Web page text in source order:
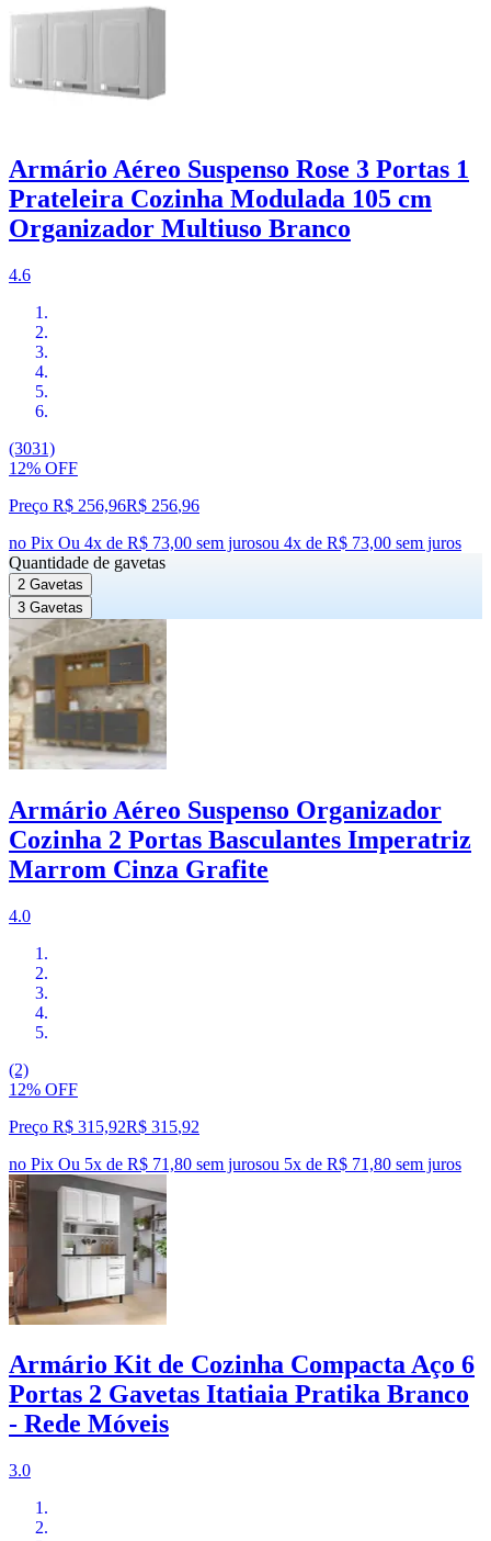
Armário Aéreo Suspenso Rose 3 Portas 1
Prateleira Cozinha Modulada 105 cm
Organizador Multiuso Branco
4.6
(3031)
12% OFF
Preço R$ 256,96R$ 256,96
no Pix Ou 4x de R$ 73,00 sem jurosou 4x de R$ 73,00 sem juros
Quantidade de gavetas
2 Gavetas
3 Gavetas
Armário Aéreo Suspenso Organizador
Cozinha 2 Portas Basculantes Imperatriz
Marrom Cinza Grafite
4.0
(2)
12% OFF
Preço R$ 315,92R$ 315,92
no Pix Ou 5x de R$ 71,80 sem jurosou 5x de R$ 71,80 sem juros
Armário Kit de Cozinha Compacta Aço 6
Portas 2 Gavetas Itatiaia Pratika Branco
- Rede Móveis
3.0